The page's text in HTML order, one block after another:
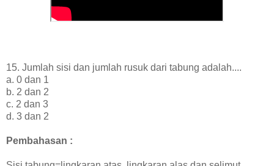
15. Jumlah sisi dan jumlah rusuk dari tabung adalah....
a. 0 dan 1
b. 2 dan 2
c. 2 dan 3
d. 3 dan 2
Pembahasan :